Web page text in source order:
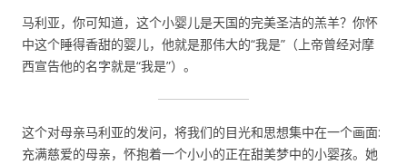
马利亚，你可知道，这个小婴儿是天国的完美圣洁的羔羊？你怀
中这个睡得香甜的婴儿，他就是那伟大的“我是”（上帝曾经对摩
西宣告他的名字就是“我是”）。
这个对母亲马利亚的发问，将我们的目光和思想集中在一个画面:
充满慈爱的母亲，怀抱着一个小小的正在甜美梦中的小婴孩。她